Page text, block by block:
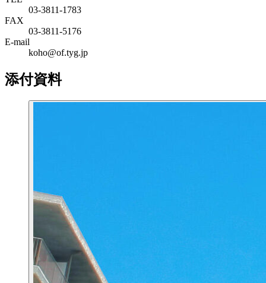
03-3811-1783
FAX
03-3811-5176
E-mail
koho@of.tyg.jp
添付資料